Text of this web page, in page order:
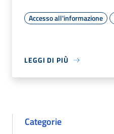
Accesso all'informazione
LEGGI DI PIÙ
Categorie